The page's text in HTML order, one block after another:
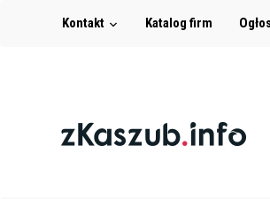
Kontakt Katalog firm